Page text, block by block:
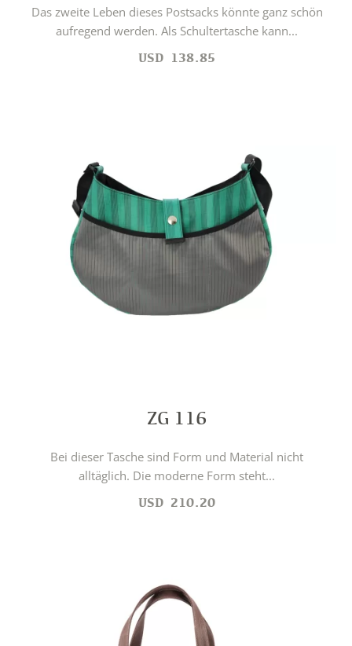
Das zweite Leben dieses Postsacks könnte ganz schön
aufregend werden. Als Schultertasche kann...
USD 138.85
ZG 116
Bei dieser Tasche sind Form und Material nicht
alltäglich. Die moderne Form steht...
USD 210.20